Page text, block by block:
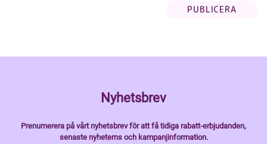
Nyhetsbrev
Prenumerera på vårt nyhetsbrev för att få tidiga rabatt-erbjudanden,
senaste nyheterns och kampanjinformation.